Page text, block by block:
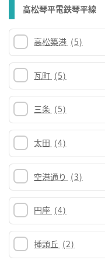
高松琴平電鉄琴平線
高松築港 (5)
瓦町 (5)
三条 (5)
太田 (4)
空港通り (3)
円座 (4)
挿頭丘 (2)